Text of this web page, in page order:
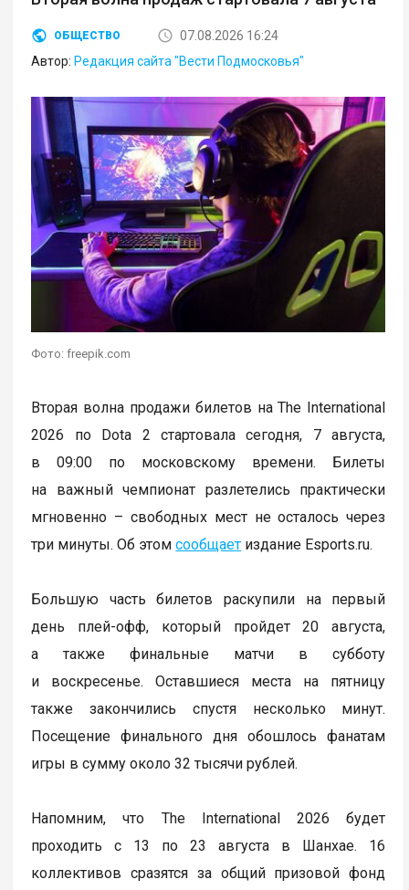
ОБЩЕСТВО
07.08.2026 16:24
Автор: Редакция сайта "Вести Подмосковья"
Фото: freepik.com
Вторая волна продажи билетов на The International
2026 по Dota 2 стартовала сегодня, 7 августа,
в 09:00 по московскому времени. Билеты
на важный чемпионат разлетелись практически
мгновенно – свободных мест не осталось через
три минуты. Об этомсообщает издание Esports.ru.
Большую часть билетов раскупили на первый
день плей-офф, который пройдет 20 августа,
а также финальные матчи в субботу
и воскресенье. Оставшиеся места на пятницу
также закончились спустя несколько минут.
Посещение финального дня обошлось фанатам
игры в сумму около 32 тысячи рублей.
Напомним, что The International 2026 будет
проходить с 13 по 23 августа в Шанхае. 16
коллективов сразятся за общий призовой фонд